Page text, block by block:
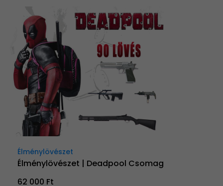
Élménylövészet
Élménylövészet | Deadpool Csomag
62 000 Ft